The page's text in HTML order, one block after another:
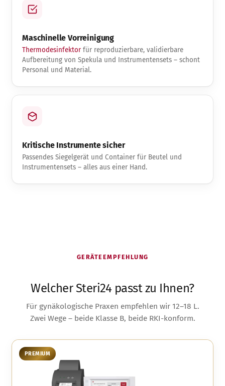
Maschinelle Vorreinigung
Thermodesinfektor für reproduzierbare, validierbare
Aufbereitung von Spekula und Instrumentensets – schont
Personal und Material.
Kritische Instrumente sicher
Passendes Siegelgerät und Container für Beutel und
Instrumentensets – alles aus einer Hand.
GERÄTEEMPFEHLUNG
Welcher Steri24 passt zu Ihnen?
Für gynäkologische Praxen empfehlen wir 12–18 L.
Zwei Wege – beide Klasse B, beide RKI-konform.
PREMIUM